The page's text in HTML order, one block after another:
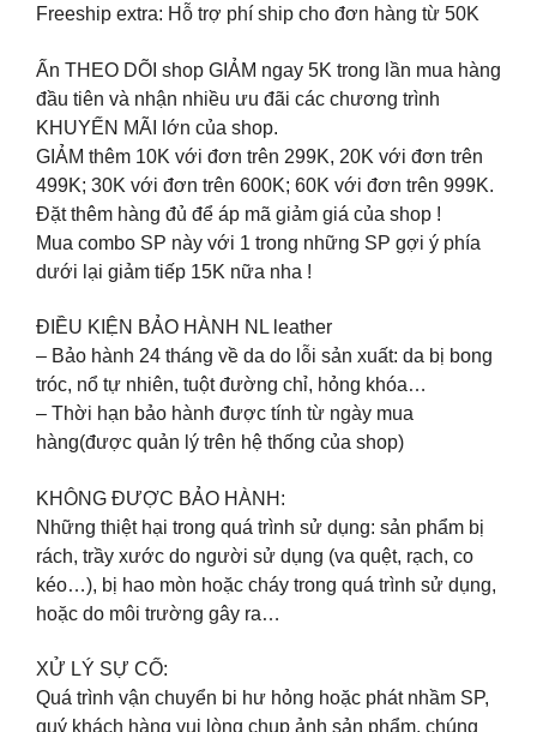
Freeship extra: Hỗ trợ phí ship cho đơn hàng từ 50K
Ấn THEO DÕI shop GIẢM ngay 5K trong lần mua hàng
đầu tiên và nhận nhiều ưu đãi các chương trình
KHUYẾN MÃI lớn của shop.
GIẢM thêm 10K với đơn trên 299K, 20K với đơn trên
499K; 30K với đơn trên 600K; 60K với đơn trên 999K.
Đặt thêm hàng đủ để áp mã giảm giá của shop !
Mua combo SP này với 1 trong những SP gợi ý phía
dưới lại giảm tiếp 15K nữa nha !
ĐIỀU KIỆN BẢO HÀNH NL leather
– Bảo hành 24 tháng về da do lỗi sản xuất: da bị bong
tróc, nổ tự nhiên, tuột đường chỉ, hỏng khóa…
– Thời hạn bảo hành được tính từ ngày mua
hàng(được quản lý trên hệ thống của shop)
KHÔNG ĐƯỢC BẢO HÀNH:
Những thiệt hại trong quá trình sử dụng: sản phẩm bị
rách, trầy xước do người sử dụng (va quệt, rạch, co
kéo…), bị hao mòn hoặc cháy trong quá trình sử dụng,
hoặc do môi trường gây ra…
XỬ LÝ SỰ CỐ:
Quá trình vận chuyển bi hư hỏng hoặc phát nhầm SP,
quý khách hàng vui lòng chụp ảnh sản phẩm, chúng